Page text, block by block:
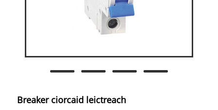
Breaker ciorcaid leictreach